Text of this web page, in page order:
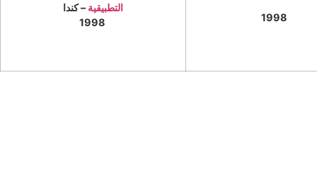
التطبيقية– كندا
1998
1998